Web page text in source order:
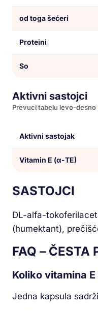
od toga šećeri
Proteini
So
Aktivni sastojci
Prevuci tabelu levo-desno
Aktivni sastojak
Vitamin E (α-TE)
SASTOJCI
DL-alfa-
(humektant),
FAQ – ČESTA
Koliko vitamina
Jedna kapsula